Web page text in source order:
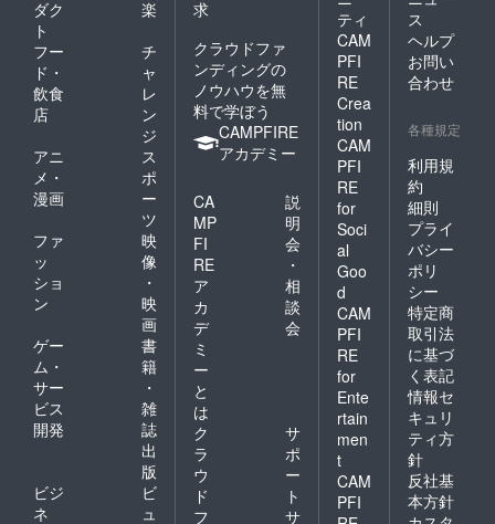
ダク
ト
楽
フー
ド・
飲食
店
チ
ャ
レ
ン
ジ
アニ
メ・
漫画
ス
ポ
ー
ツ
ファ
ッ
ショ
ン
映
像
・
映
画
ゲー
ム・
サー
ビス
開発
書
籍
・
雑
誌
出
版
ビジ
ネ
ビ
ュ
求
クラウドファ
ンディングの
ノウハウを無
料で学ぼう
CAMPFIRE
アカデミー
CA
MP
FI
RE
ア
カ
デ
ミ
ー
と
は
説
明
会
・
相
談
会
ク
ラ
ウ
ド
フ
サ
ポ
ー
ト
サ
ティ
CAM
PFI
RE
Crea
tion
CAM
PFI
RE
for
Soci
al
Goo
d
CAM
PFI
RE
for
Ente
rtain
men
t
CAM
PFI
ス
ヘルプ
お問い
合わせ
各種規定
利用規
約
細則
プライ
バシー
ポリ
シー
特定商
取引法
に基づ
く表記
情報セ
キュリ
ティ方
針
反社基
本方針